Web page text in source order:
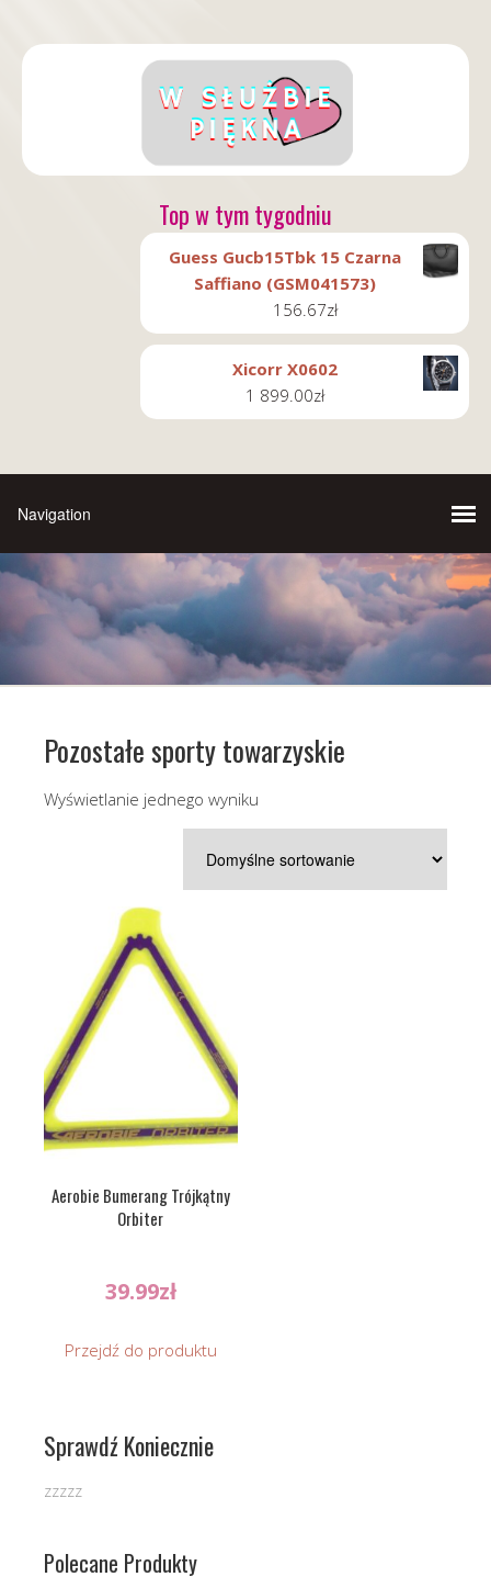
Top w tym tygodniu
Guess Gucb15Tbk 15 Czarna
Saffiano (GSM041573)
156.67zł
Xicorr X0602
1 899.00zł
Pozostałe sporty towarzyskie
Wyświetlanie jednego wyniku
Aerobie Bumerang Trójkątny
Orbiter
39.99zł
Przejdź do produktu
Sprawdź Koniecznie
zzzzz
Polecane Produkty